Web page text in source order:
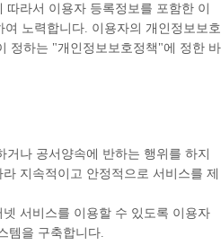
라서 이용자 등록정보를 포함한 이
노력합니다. 이용자의 개인정보보호
정하는 "개인정보보호정책"에 정한 바
나 공서양속에 반하는 행위를 하지
지속적이고 안정적으로 서비스를 제
서비스를 이용할 수 있도록 이용자
템을 구축합니다.